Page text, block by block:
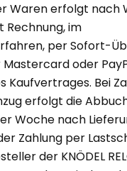
Waren erfolgt nach
Rechnung, im
per Sofort-
Mastercard oder
Kaufvertrages. Bei
erfolgt die
Woche nach
Zahlung per
der KNÖDEL